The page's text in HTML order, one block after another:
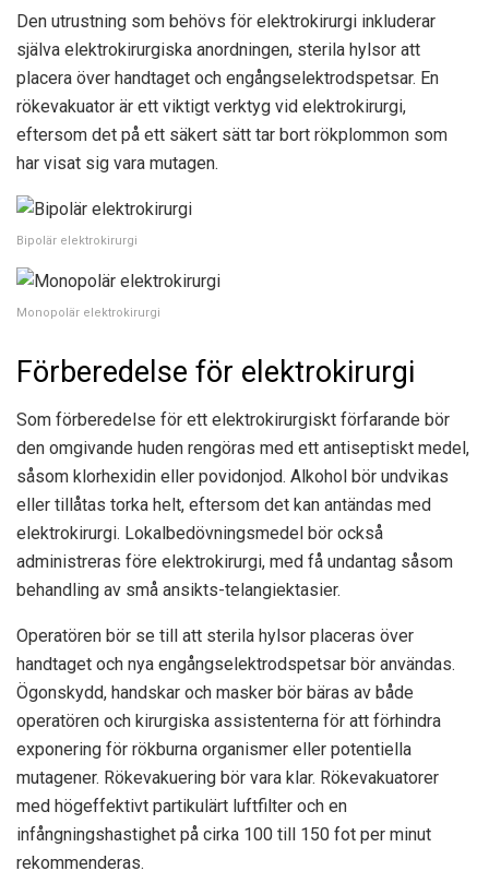
Den utrustning som behövs för elektrokirurgi inkluderar
själva elektrokirurgiska anordningen, sterila hylsor att
placera över handtaget och engångselektrodspetsar. En
rökevakuator är ett viktigt verktyg vid elektrokirurgi,
eftersom det på ett säkert sätt tar bort rökplommon som
har visat sig vara mutagen.
Bipolär elektrokirurgi
Monopolär elektrokirurgi
Förberedelse för elektrokirurgi
Som förberedelse för ett elektrokirurgiskt förfarande bör
den omgivande huden rengöras med ett antiseptiskt medel,
såsom klorhexidin eller povidonjod. Alkohol bör undvikas
eller tillåtas torka helt, eftersom det kan antändas med
elektrokirurgi. Lokalbedövningsmedel bör också
administreras före elektrokirurgi, med få undantag såsom
behandling av små ansikts-telangiektasier.
Operatören bör se till att sterila hylsor placeras över
handtaget och nya engångselektrodspetsar bör användas.
Ögonskydd, handskar och masker bör bäras av både
operatören och kirurgiska assistenterna för att förhindra
exponering för rökburna organismer eller potentiella
mutagener. Rökevakuering bör vara klar. Rökevakuatorer
med högeffektivt partikulärt luftfilter och en
infångningshastighet på cirka 100 till 150 fot per minut
rekommenderas.